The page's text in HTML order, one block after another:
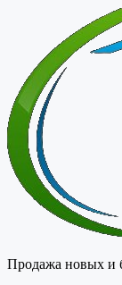
Продажа новых и